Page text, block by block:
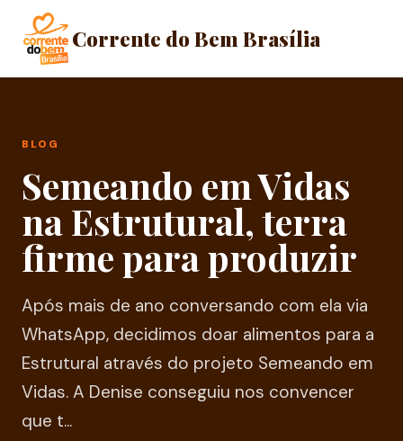
Corrente do Bem Brasília
BLOG
Semeando em Vidas
na Estrutural, terra
firme para produzir
Após mais de ano conversando com ela via
WhatsApp, decidimos doar alimentos para a
Estrutural através do projeto Semeando em
Vidas. A Denise conseguiu nos convencer
que t...